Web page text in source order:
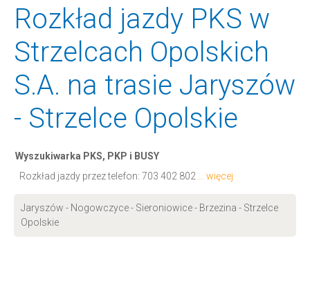
Rozkład jazdy PKS w
Strzelcach Opolskich
S.A. na trasie Jaryszów
- Strzelce Opolskie
Wyszukiwarka PKS, PKP i BUSY
Rozkład jazdy przez telefon: 703 402 802 ... więcej
Jaryszów - Nogowczyce - Sieroniowice - Brzezina - Strzelce
Opolskie